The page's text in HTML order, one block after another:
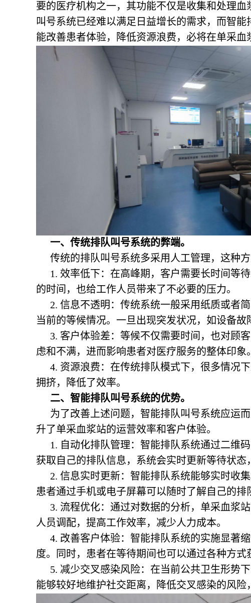
要的医疗机构之一，其功能不仅是收集和处理
叫号系统已经难以满足日益增长的需求，而智
能改善患者体验，降低资源浪费，必将在单采血
一、传统排队叫号系统的弊端。
传统的排队叫号系统多采用人工管理，这种方
1. 效率低下：在高峰期，客户需要长时间等
的时间，也给工作人员带来了不必要的压力。
2. 信息不透明：传统系统一般采用纸质或者
当前的等候情况。一旦出现突发状况，如设备故
3. 客户体验差：等候不仅需要时间，也对顾
虑和不满，进而影响患者对医疗服务的整体印象。
4. 资源浪费：在传统排队模式下，很多情况
拥挤，降低了效率。
二、智能排队叫号系统的优势。
为了改善上述问题，智能排队叫号系统应运
升了单采血浆站的运营效率和客户体验。
1. 自动化排队管理：智能排队系统通过二维
获取自己的排队信息，系统会实时更新等待状态
2. 信息实时更新：智能排队系统能够实时收
患者通过手机或电子屏幕可以随时了解自己的排
3. 流程优化：通过对数据的分析，单采血浆
人员调配，提高工作效率，减少人力成本。
4. 改善客户体验：智能排队系统的实施显著
度。同时，患者在等待期间也可以通过各种方式
5. 减少交叉感染风险：在当前公共卫生形势
能够较好地维护社交距离，降低交叉感染的风险